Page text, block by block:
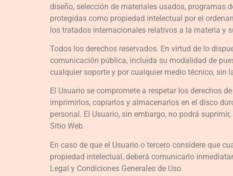
diseño, selección de materiales usados, programas
protegidas como propiedad intelectual por el
los tratados internacionales relativos a la materia y
Todos los derechos reservados. En virtud de lo
comunicación pública, incluida su modalidad de
cualquier soporte y por cualquier medio técnico, sin
El Usuario se compromete a respetar los derechos
imprimirlos, copiarlos y almacenarlos en el disco
personal. El Usuario, sin embargo, no podrá
Sitio Web.
En caso de que el Usuario o tercero considere que
propiedad intelectual, deberá comunicarlo
Legal y Condiciones Generales de Uso.